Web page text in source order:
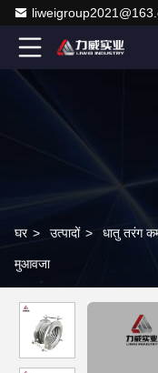
घर > उत्पादों > धातु तरंग
मुआवजा